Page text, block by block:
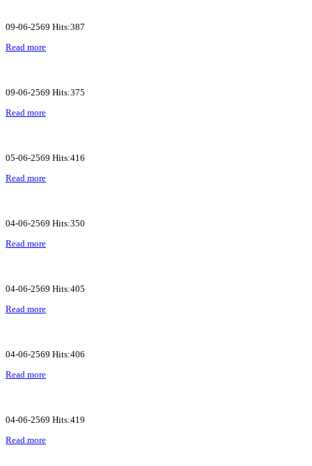
09-06-2569 Hits:387
Read more
09-06-2569 Hits:375
Read more
05-06-2569 Hits:416
Read more
04-06-2569 Hits:350
Read more
04-06-2569 Hits:405
Read more
04-06-2569 Hits:406
Read more
04-06-2569 Hits:419
Read more